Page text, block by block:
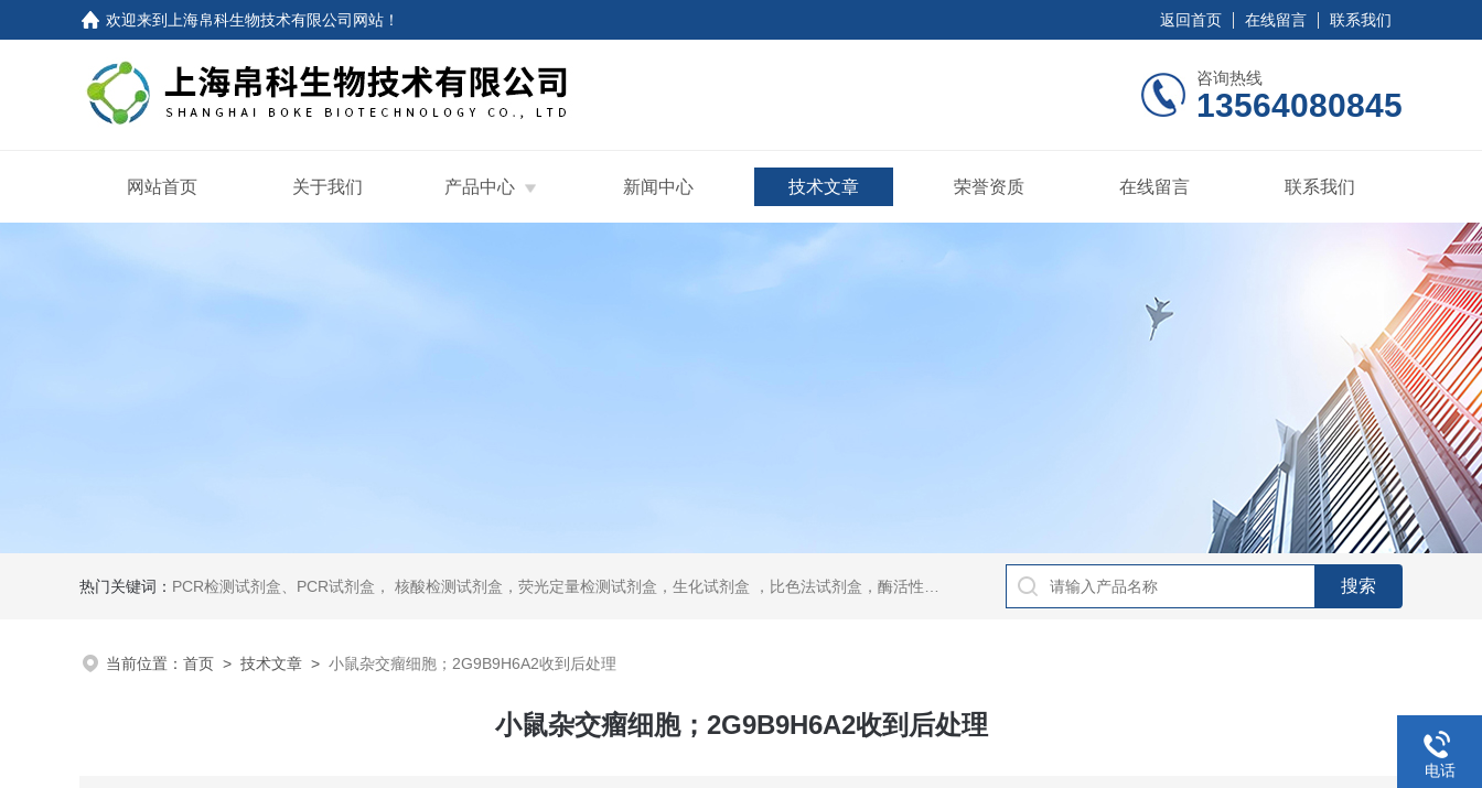
欢迎来到 上海帛科生物技术有限公司网站 ！ 返回首页 在线留言 联系我们
咨询热线
13564080845
网站首页 关于我们 产品中心 新闻中心 技术文章 荣誉资质 在线留言 联系我们
热门关键词： PCR检测试剂盒、PCR试剂盒， 核酸检测试剂盒，荧光定量检测试剂盒，生化试剂盒 ，比色法试剂盒，酶活性检测试剂盒，ELISA试剂盒，酶联免疫检测试剂盒，试剂盒，ELISA试剂盒，抗体，重组蛋白，分光光度法检测试剂盒，细胞株，原代细胞，细胞培养基，标准溶液产品。代理并销售进口SIGMA试剂、abcam抗体、R&D抗体、CST抗体、ATCC细胞、BD公司、GE公司公司产品。
当前位置： 首页 > 技术文章 > 小鼠杂交瘤细胞；2G9B9H6A2收到后处理
小鼠杂交瘤细胞；2G9B9H6A2收到后处理
电话